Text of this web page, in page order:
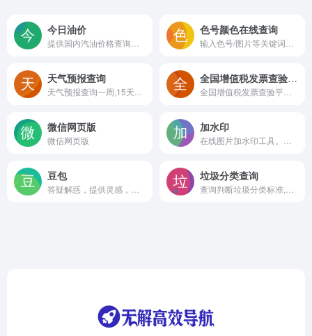
今日油价 色号颜色在线查询
天气预报查询 全国增值税发票查验平台(国家税务总局)
微信网页版
微信网页版
加水印
豆包 垃圾分类查询